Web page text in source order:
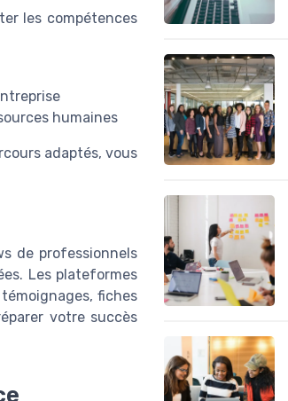
les compétences
humaines
adaptés, vous
de professionnels
Les plateformes
fiches
votre succès